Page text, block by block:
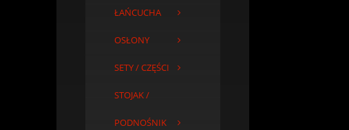
ŁAŃCUCHA
OSŁONY
SETY / CZĘŚCI
STOJAK /
PODNOŚNIK